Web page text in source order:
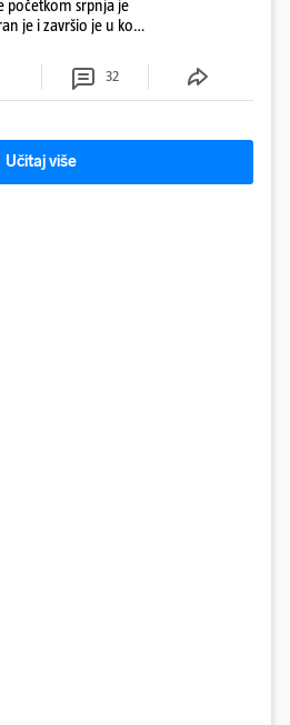
početkom srpnja je
je i završio je u komi.
u oporavak: 'Imamo
32
Učitaj više